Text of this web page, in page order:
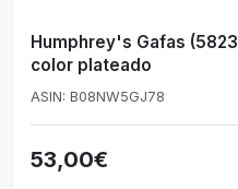
Humphrey's Gafas
color plateado
ASIN: B08NW5GJ78
53,00€